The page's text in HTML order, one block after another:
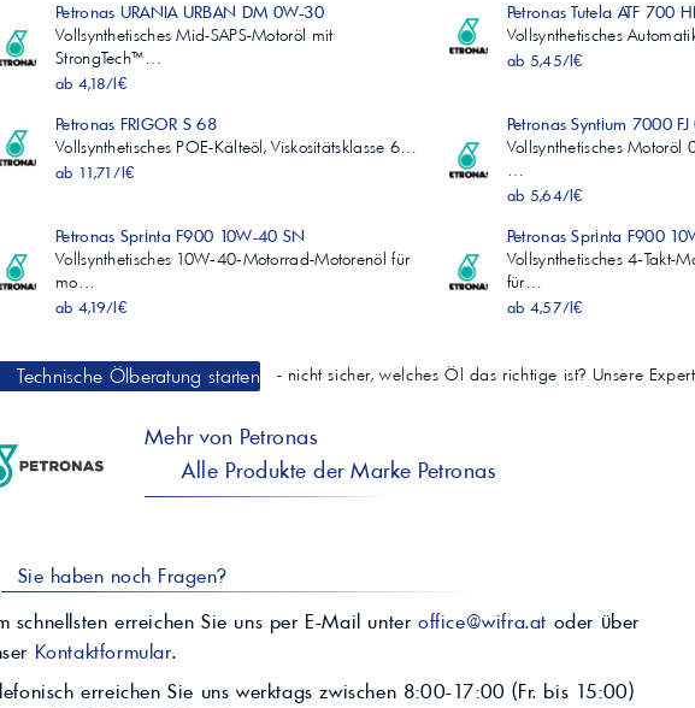
Petronas URANIA URBAN DM 0W-30
Vollsynthetisches Mid-SAPS-Motoröl mit
StrongTech™…
ab 4,18/l€
Petronas Tutela ATF 700
Vollsynthetisches
ab 5,45/l€
Petronas FRIGOR S 68
Vollsynthetisches POE-Kälteöl, Viskositätsklasse 6…
ab 11,71/l€
Petronas Syntium 7000
Vollsynthetisches
…
ab 5,64/l€
Petronas Sprinta F900 10W-40 SN
Vollsynthetisches 10W‑40‑Motorrad-Motorenöl für
mo…
ab 4,19/l€
Petronas Sprinta F900
Vollsynthetisches 4‑Takt-
für…
ab 4,57/l€
Technische Ölberatung starten - nicht sicher, welches Öl das richtige ist? Unsere
Mehr von Petronas
Alle Produkte der Marke Petronas
Sie haben noch Fragen?
schnellsten erreichen Sie uns per E-Mail unteroffice@wifra.at oder über
Kontaktformular.
erreichen Sie uns werktags zwischen 8:00-17:00 (Fr. bis 15:00)